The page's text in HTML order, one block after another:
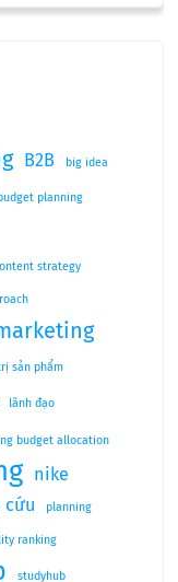
B2B big idea
budget planning
strategy
sản phẩm
lãnh đạo
budget allocation
nike
cứu planning
ranking
studyhub